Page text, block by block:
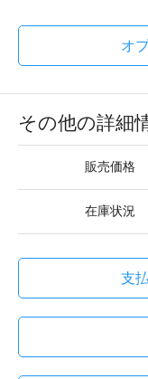
オ
その他の詳細
販売価格
在庫状況
支